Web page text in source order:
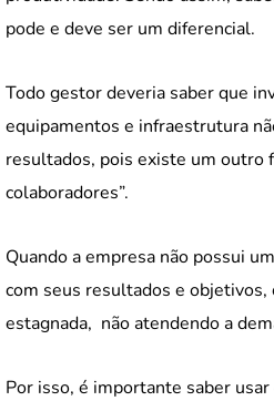
pode e deve ser um diferencial.
Todo gestor deveria saber que
equipamentos e infraestrutura
resultados, pois existe um outro
colaboradores”.
Quando a empresa não possui
com seus resultados e objetivos,
estagnada, não atendendo a
Por isso, é importante saber